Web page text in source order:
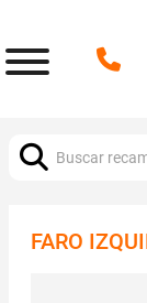
FARO